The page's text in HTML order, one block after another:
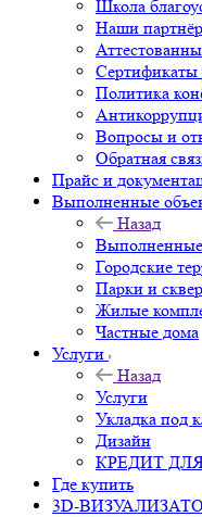
Школа
Наши
Политика
Вопросы и
Обратная
Прайс и
Выполненные
Назад
Городские
Парки и
Жилые
Частные дома
Услуги
Назад
Услуги
Укладка под
Дизайн
КРЕДИТ
Где купить
3D-